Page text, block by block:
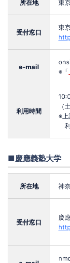
所在地 東
受付窓口
東
e-mail
※「
利用時間
（
※上
利
■慶應義塾大学
所在地 神
受付窓口
慶